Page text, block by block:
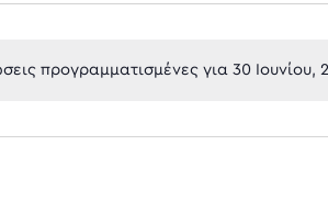
προγραμματισμένες για 30 Ιουνίου,
Views